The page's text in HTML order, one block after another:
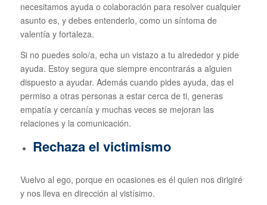
necesitamos ayuda o colaboración para resolver cualquier
asunto es, y debes entenderlo, como un síntoma de
valentía y fortaleza.
Si no puedes solo/a, echa un vistazo a tu alrededor y pide
ayuda. Estoy segura que siempre encontrarás a alguien
dispuesto a ayudar. Además cuando pides ayuda, das el
permiso a otras personas a estar cerca de ti, generas
empatía y cercanía y muchas veces se mejoran las
relaciones y la comunicación.
Rechaza el victimismo
Vuelvo al ego, porque en ocasiones es él quien nos dirigiré
y nos lleva en dirección al vistísimo.